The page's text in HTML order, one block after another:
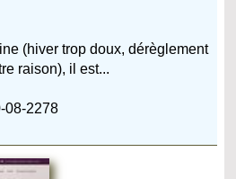
(hiver trop doux, dérèglement
raison), il est...
08-2278